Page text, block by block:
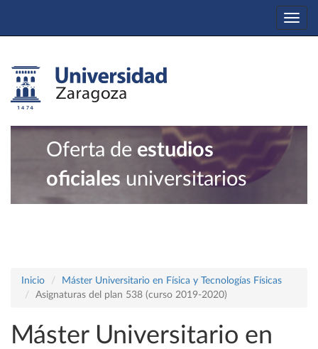
Oferta de estudios
oficiales universitarios
Inicio
Máster Universitario en Física y Tecnologías Físicas
Asignaturas del plan 538 (curso 2019-2020)
Máster Universitario en